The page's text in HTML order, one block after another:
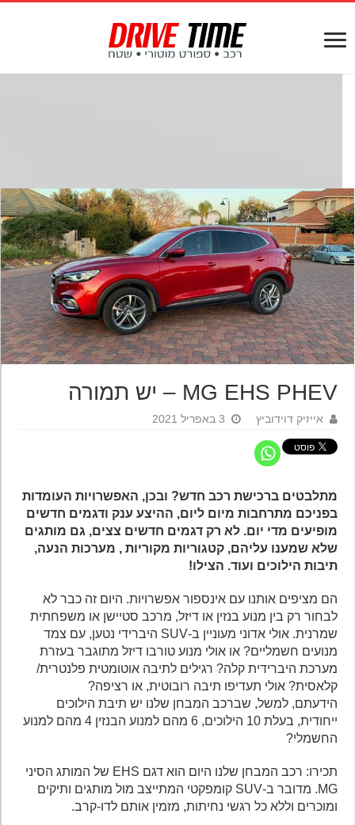
MG EHS PHEV – יש תמורה
אייזיק דוידוביץ 3 באפריל 2021
מתלבטים ברכישת רכב חדש? ובכן, האפשרויות העומדות
בפניכם מתרחבות מיום ליום, ההיצע ענק ודגמים חדשים
מופיעים מדי יום. לא רק דגמים חדשים צצים, גם מותגים
שלא שמענו עליהם, קטגוריות מקוריות , מערכות הנעה,
תיבות הילוכים ועוד. הצילו!
הם מציפים אותנו עם אינספור אפשרויות. היום זה כבר לא
לבחור רק בין מנוע בנזין או דיזל, מרכב סטיישן או משפחתית
שמרנית. אולי אדוני מעוניין ב-SUV היברידי נטען, עם צמד
מנועים חשמליים? או אולי מנוע טורבו דיזל מתוגבר בעזרת
מערכת היברידית קלה? רגילים לתיבה אוטומטית פלנטרית/
קלאסית? אולי תעדיפו תיבה רובוטית, או רציפה?
הידעתם, למשל, שברכב המבחן שלנו יש תיבת הילוכים
ייחודית, בעלת 10 הילוכים, 6 מהם למנוע הבנזין 4 מהם למנוע
החשמלי?
תכירו: רכב המבחן שלנו היום הוא דגם EHS של המותג הסיני
MG. מדובר ב-SUV קומפקטי המתייצב מול מותגים ותיקים
ומוכרים וללא כל רגשי נחיתות, מזמין אותם לדו-קרב.